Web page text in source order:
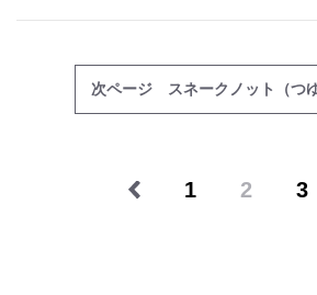
次ページ スネークノット（つゆ
1 2 3